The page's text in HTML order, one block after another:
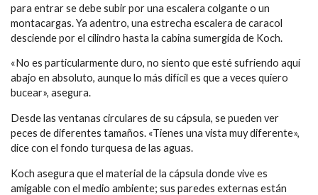
para entrar se debe subir por una escalera colgante o un
montacargas. Ya adentro, una estrecha escalera de caracol
desciende por el cilindro hasta la cabina sumergida de Koch.
«No es particularmente duro, no siento que esté sufriendo aquí
abajo en absoluto, aunque lo más difícil es que a veces quiero
bucear», asegura.
Desde las ventanas circulares de su cápsula, se pueden ver
peces de diferentes tamaños. «Tienes una vista muy diferente»,
dice con el fondo turquesa de las aguas.
Koch asegura que el material de la cápsula donde vive es
amigable con el medio ambiente; sus paredes externas están